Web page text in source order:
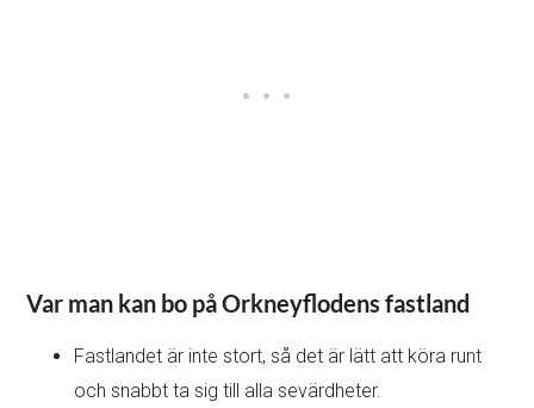
Var man kan bo på Orkneyflodens fastland
Fastlandet är inte stort, så det är lätt att köra runt
och snabbt ta sig till alla sevärdheter.